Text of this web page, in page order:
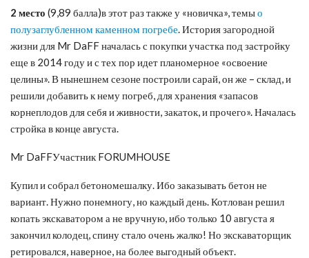
2 место (9,89 балла)в этот раз также у «новичка», темыо
полузаглубленном каменном погребе. История загородной
жизни для Mr DaFF началась с покупки участка под застройку
еще в 2014 году и с тех пор идет планомерное «освоение
целины». В нынешнем сезоне построили сарай, он же – склад, и
решили добавить к нему погреб, для хранения «запасов
корнеплодов для себя и живности, закаток, и прочего». Началась
стройка в конце августа.
Mr DaFFУчастник FORUMHOUSE
Купил и собрал бетономешалку. Ибо заказывать бетон не
вариант. Нужно понемногу, но каждый день. Котлован решил
копать экскаватором а не вручную, ибо только 10 августа я
закончил колодец, спину стало очень жалко! Но экскаваторщик
ретировался, наверное, на более выгодный объект.